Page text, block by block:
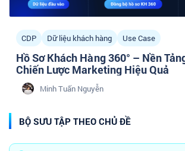
CDP Dữ liệu khách hàng Use Case
Hồ Sơ Khách Hàng 360° – Nền
Chiến Lược Marketing Hiệu Quả
Minh Tuấn Nguyễn
BỘ SƯU TẬP THEO CHỦ ĐỀ